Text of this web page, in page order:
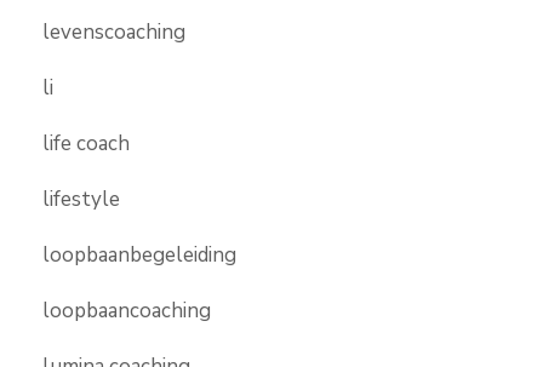
levenscoaching
li
life coach
lifestyle
loopbaanbegeleiding
loopbaancoaching